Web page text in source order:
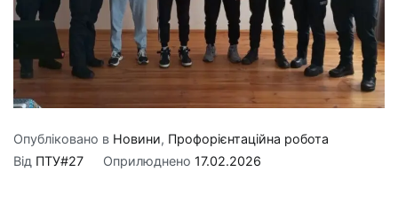
Опубліковано в Новини, Профорієнтаційна робота
Від ПТУ#27 Оприлюднено 17.02.2026